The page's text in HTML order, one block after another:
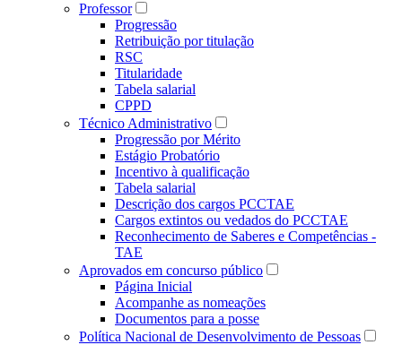
Professor
Progressão
Retribuição por titulação
RSC
Titularidade
Tabela salarial
CPPD
Técnico Administrativo
Progressão por Mérito
Estágio Probatório
Incentivo à qualificação
Tabela salarial
Descrição dos cargos PCCTAE
Cargos extintos ou vedados do PCCTAE
Reconhecimento de Saberes e Competências -
TAE
Aprovados em concurso público
Página Inicial
Acompanhe as nomeações
Documentos para a posse
Política Nacional de Desenvolvimento de Pessoas